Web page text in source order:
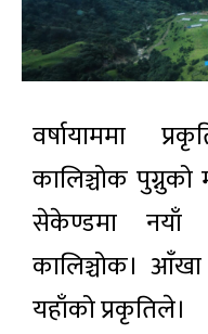
वर्षायाममा
कालिञ्चोक
सेकेण्डमा नयाँ
कालिञ्चोक।
यहाँको प्रकृतिले।